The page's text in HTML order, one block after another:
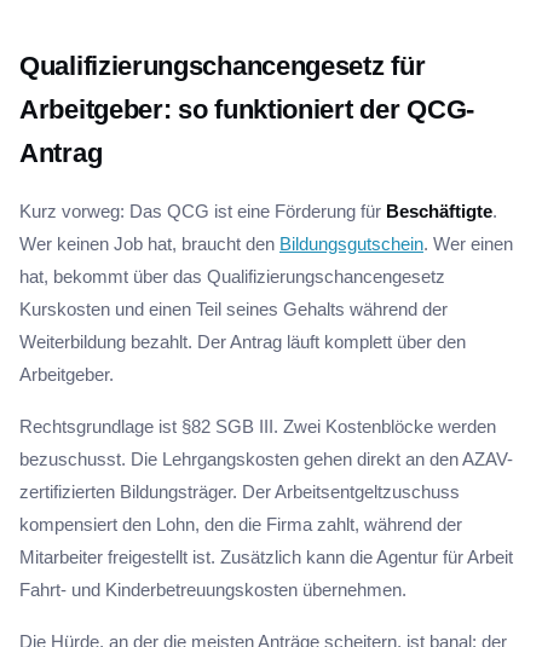
Qualifizierungschancengesetz für
Arbeitgeber: so funktioniert der QCG-
Antrag
Kurz vorweg: Das QCG ist eine Förderung für Beschäftigte.
Wer keinen Job hat, braucht den Bildungsgutschein. Wer einen
hat, bekommt über das Qualifizierungschancengesetz
Kurskosten und einen Teil seines Gehalts während der
Weiterbildung bezahlt. Der Antrag läuft komplett über den
Arbeitgeber.
Rechtsgrundlage ist §82 SGB III. Zwei Kostenblöcke werden
bezuschusst. Die Lehrgangskosten gehen direkt an den AZAV-
zertifizierten Bildungsträger. Der Arbeitsentgeltzuschuss
kompensiert den Lohn, den die Firma zahlt, während der
Mitarbeiter freigestellt ist. Zusätzlich kann die Agentur für Arbeit
Fahrt- und Kinderbetreuungskosten übernehmen.
Die Hürde, an der die meisten Anträge scheitern, ist banal: der